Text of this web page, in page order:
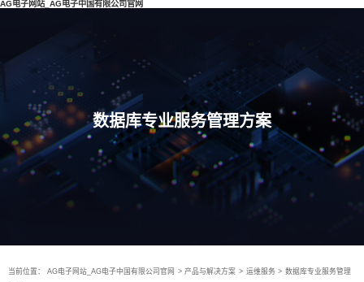
AG电子网站_AG电子中国有限公司官网
数据库专业服务管理方案
当前位置： AG电子网站_AG电子中国有限公司官网 > 产品与解决方案 > 运维服务 > 数据库专业服务管理